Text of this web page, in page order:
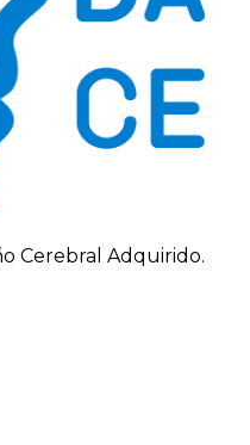
Cerebral Adquirido.